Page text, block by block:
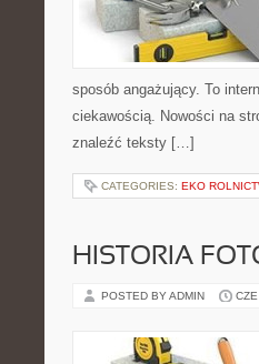
sposób angażujący. To
ciekawością. Nowości na
znaleźć teksty […]
CATEGORIES: EKO
HISTORIA
POSTED BY ADMIN